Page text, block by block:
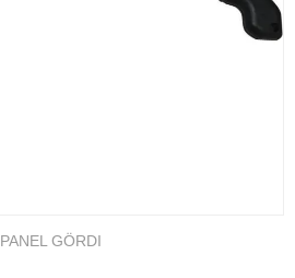
PANEL GÖRDI